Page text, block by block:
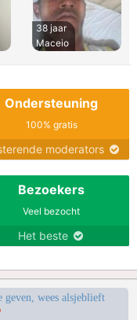
38 jaar
Maceio
Ondersteuning
100% gratis
moderators
Bezoekers
Veel bezocht
Het beste
geven, wees alsjeblieft